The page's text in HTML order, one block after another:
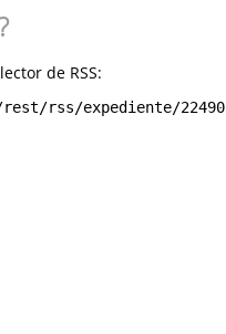
de RSS:
rss/expediente/22490